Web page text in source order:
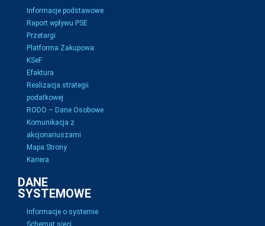
Informacje podstawowe
Raport wpływu PSE
Przetargi
Platforma Zakupowa
KSeF
Efaktura
Realizacja strategii
podatkowej
RODO – Dane Osobowe
Komunikacja z
akcjonariuszami
Mapa Strony
Kariera
DANE
SYSTEMOWE
Informacje o systemie
Schemat sieci